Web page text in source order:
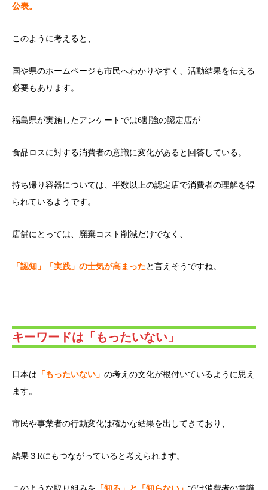
公表。
このように考えると、
国や県のホームページも市民へわかりやすく、活動結果を伝える
必要もあります。
福島県が実施したアンケートでは6割強の認定店が
食品ロスに対する消費者の意識に変化があると回答している。
持ち帰り容器については、半数以上の認定店で消費者の理解を得
られているようです。
店舗にとっては、廃棄コスト削減だけでなく、
「認知」「実践」の士気が高まった と言えそうですね。
キーワードは「もったいない」
日本は 「もったいない」 の考えの文化が根付いているように思え
ます。
市民や事業者の行動変化は確かな結果を出してきており、
結果３Rにもつながっていると考えられます。